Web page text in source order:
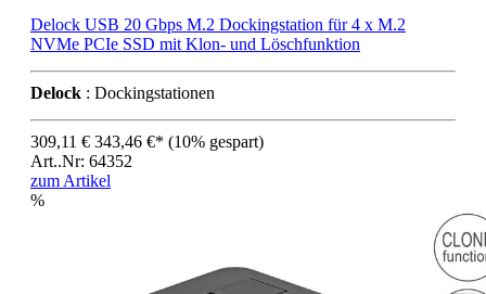
Delock USB 20 Gbps M.2 Dockingstation für 4 x M.2
NVMe PCIe SSD mit Klon- und Löschfunktion
Delock : Dockingstationen
309,11 € 343,46 €* (10% gespart)
Art..Nr: 64352
zum Artikel
%